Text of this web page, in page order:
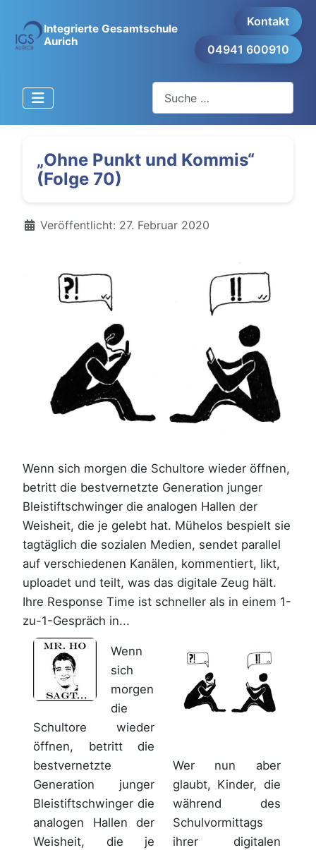
Integrierte Gesamtschule
Aurich
Kontakt
04941 600910
„Ohne Punkt und Kommis“
(Folge 70)
Details
Veröffentlicht: 27. Februar 2020
Wenn sich morgen die Schultore wieder öffnen,
betritt die bestvernetzte Generation junger
Bleistiftschwinger die analogen Hallen der
Weisheit, die je gelebt hat. Mühelos bespielt sie
tagtäglich die sozialen Medien, sendet parallel
auf verschiedenen Kanälen, kommentiert, likt,
uploadet und teilt, was das digitale Zeug hält.
Ihre Response Time ist schneller als in einem 1-
zu-1-Gespräch in...
Wenn
sich
morgen
die
Schultore wieder
öffnen, betritt die
bestvernetzte
Generation junger
Bleistiftschwinger die
analogen Hallen der
Weisheit, die je
Wer nun aber
glaubt, Kinder, die
während des
Schulvormittags
ihrer digitalen